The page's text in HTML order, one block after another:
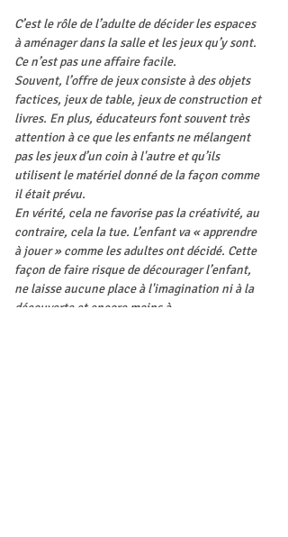
C’est le rôle de l’adulte de décider les espaces
à aménager dans la salle et les jeux qu’y sont.
Ce n’est pas une affaire facile.
Souvent, l’offre de jeux consiste à des objets
factices, jeux de table, jeux de construction et
livres. En plus, éducateurs font souvent très
attention à ce que les enfants ne mélangent
pas les jeux d’un coin à l'autre et qu’ils
utilisent le matériel donné de la façon comme
il était prévu.
En vérité, cela ne favorise pas la créativité, au
contraire, cela la tue. L’enfant va « apprendre
à jouer » comme les adultes ont décidé. Cette
façon de faire risque de décourager l’enfant,
ne laisse aucune place à l'imagination ni à la
découverte et encore moins à